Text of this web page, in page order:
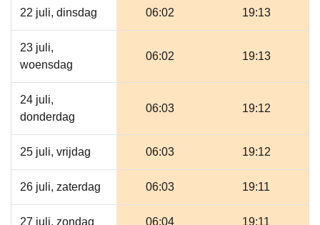
22 juli, dinsdag 06:02 19:13
23 juli,
woensdag
06:02 19:13
24 juli,
donderdag
06:03 19:12
25 juli, vrijdag 06:03 19:12
26 juli, zaterdag 06:03 19:11
27 juli, zondag 06:04 19:11